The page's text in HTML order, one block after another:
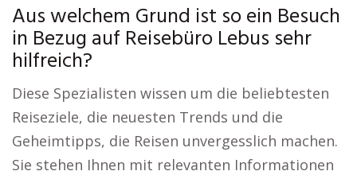
Aus welchem Grund ist so ein Besuch
in Bezug auf Reisebüro Lebus sehr
hilfreich?
Diese Spezialisten wissen um die beliebtesten
Reiseziele, die neuesten Trends und die
Geheimtipps, die Reisen unvergesslich machen.
Sie stehen Ihnen mit relevanten Informationen